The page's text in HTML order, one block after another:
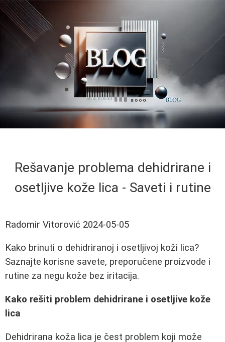
Rešavanje problema dehidrirane i
osetljive kože lica - Saveti i rutine
Radomir Vitorović 2024-05-05
Kako brinuti o dehidriranoj i osetljivoj koži lica?
Saznajte korisne savete, preporučene proizvode i
rutine za negu kože bez iritacija.
Kako rešiti problem dehidrirane i osetljive kože
lica
Dehidrirana koža lica je čest problem koji može